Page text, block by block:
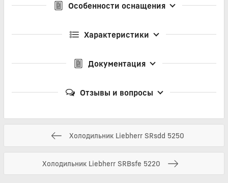
Особенности оснащения
Характеристики
Документация
Отзывы и вопросы
Холодильник Liebherr SRsdd 5250
Холодильник Liebherr SRBsfe 5220